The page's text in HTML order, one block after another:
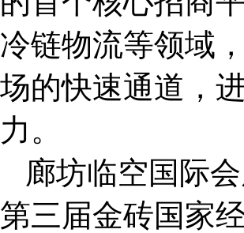
冷链物流等领域
场的快速通道，
力。
廊坊临空国际
第三届金砖国家